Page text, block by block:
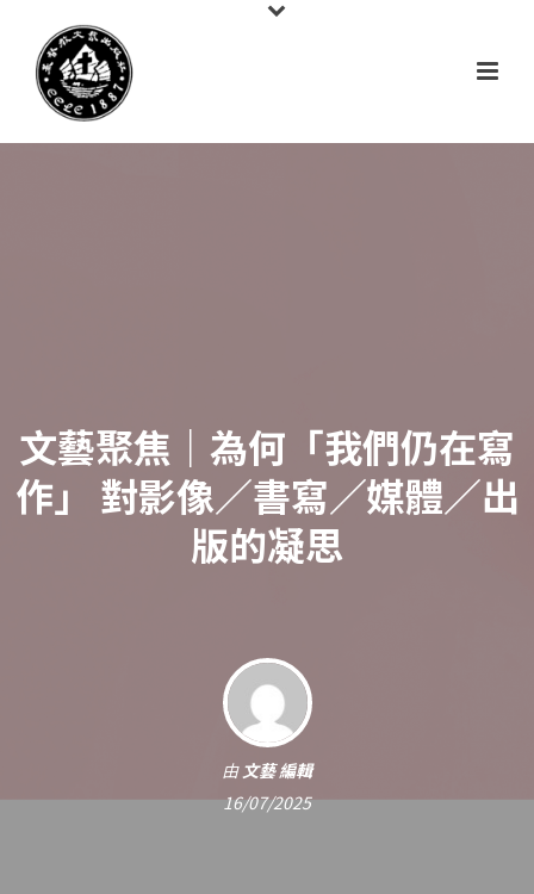
文藝聚焦｜為何「我們仍在寫
作」 對影像／書寫／媒體／出
版的凝思
由文藝 編輯
16/07/2025